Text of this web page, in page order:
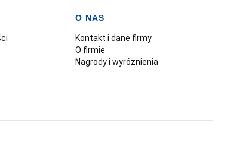
O NAS
Kontakt i dane firmy
O firmie
Nagrody i wyróżnienia